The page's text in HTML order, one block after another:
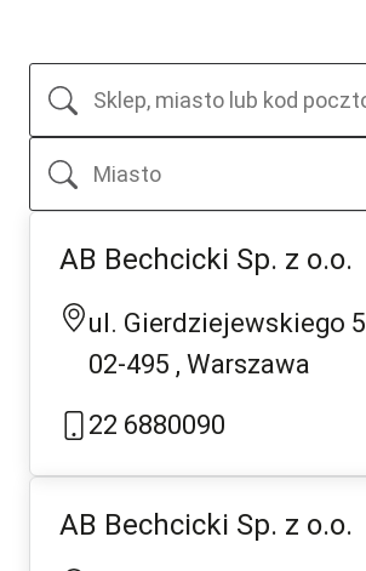
AB Bechcicki Sp. z o.o.
ul. Gierdziejewskiego 5
02-495 Warszawa
22 6880090
AB Bechcicki Sp. z o.o.